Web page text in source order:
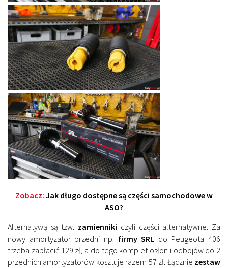
Zobacz: Jak długo dostępne są części samochodowe w
ASO?
Alternatywą są tzw. zamienniki czyli części alternatywne. Za
nowy amortyzator przedni np. firmy SRL do Peugeota 406
trzeba zapłacić 129 zł, a do tego komplet osłon i odbojów do 2
przednich amortyzatorów kosztuje razem 57 zł. Łącznie zestaw